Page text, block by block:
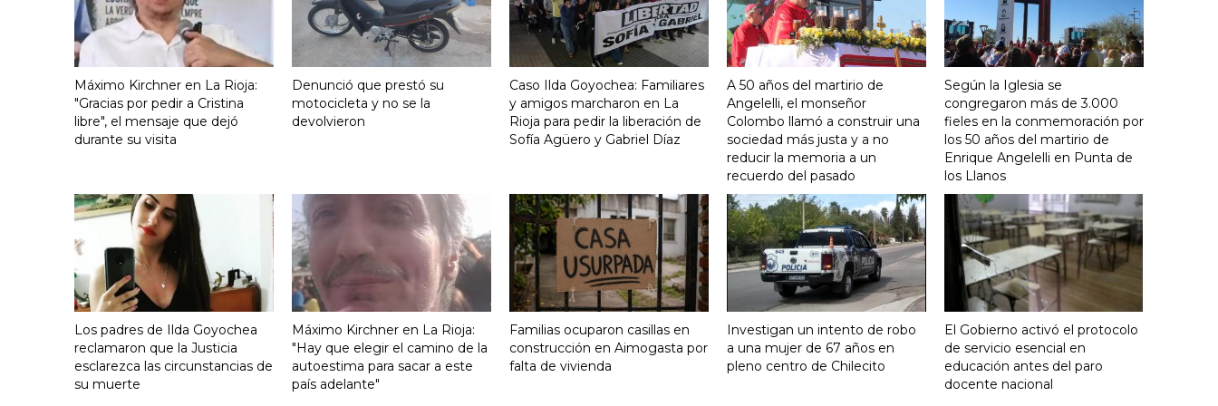
Máximo Kirchner en La Rioja:
"Gracias por pedir a Cristina
libre", el mensaje que dejó
durante su visita
Denunció que prestó su
motocicleta y no se la
devolvieron
Caso Ilda Goyochea: Familiares
y amigos marcharon en La
Rioja para pedir la liberación de
Sofía Agüero y Gabriel Díaz
A 50 años del martirio de
Angelelli, el monseñor
Colombo llamó a construir una
sociedad más justa y a no
reducir la memoria a un
recuerdo del pasado
Según la Iglesia se
congregaron más de 3.000
fieles en la conmemoración por
los 50 años del martirio de
Enrique Angelelli en Punta de
los Llanos
Los padres de Ilda Goyochea
reclamaron que la Justicia
esclarezca las circunstancias de
su muerte
Máximo Kirchner en La Rioja:
"Hay que elegir el camino de la
autoestima para sacar a este
país adelante"
Familias ocuparon casillas en
construcción en Aimogasta por
falta de vivienda
Investigan un intento de robo
a una mujer de 67 años en
pleno centro de Chilecito
El Gobierno activó el protocolo
de servicio esencial en
educación antes del paro
docente nacional